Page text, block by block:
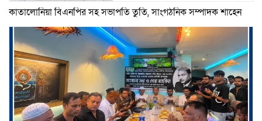
কাতালোনিয়া বিএনপির সহ সভাপতি তুতি, সাংগঠনিক সম্পাদক শাহেন